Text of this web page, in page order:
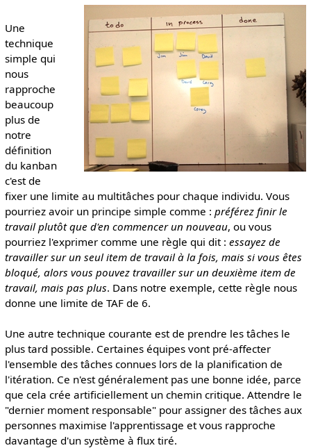
Une
technique
simple qui
nous
rapproche
beaucoup
plus de
notre
définition
du kanban
c'est de
fixer une limite au multitâches pour chaque individu. Vous
pourriez avoir un principe simple comme : préférez finir le
travail plutôt que d'en commencer un nouveau, ou vous
pourriez l'exprimer comme une règle qui dit : essayez de
travailler sur un seul item de travail à la fois, mais si vous êtes
bloqué, alors vous pouvez travailler sur un deuxième item de
travail, mais pas plus. Dans notre exemple, cette règle nous
donne une limite de TAF de 6.
Une autre technique courante est de prendre les tâches le
plus tard possible. Certaines équipes vont pré-affecter
l'ensemble des tâches connues lors de la planification de
l'itération. Ce n'est généralement pas une bonne idée, parce
que cela crée artificiellement un chemin critique. Attendre le
"dernier moment responsable" pour assigner des tâches aux
personnes maximise l'apprentissage et vous rapproche
davantage d'un système à flux tiré.